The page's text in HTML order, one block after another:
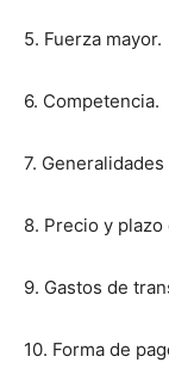
5. Fuerza mayor.
6. Competencia.
7.
8. Precio y
9. Gastos de
10. Forma de